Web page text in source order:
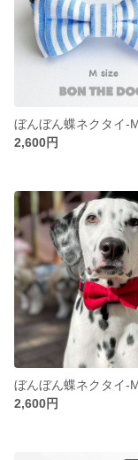
2,600円
2,600円